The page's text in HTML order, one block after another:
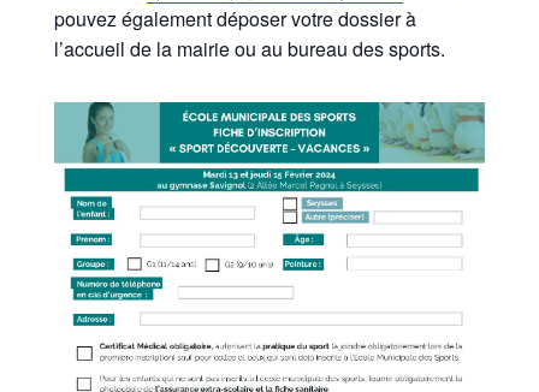
pouvez également déposer votre dossier à
l’accueil de la mairie ou au bureau des sports.